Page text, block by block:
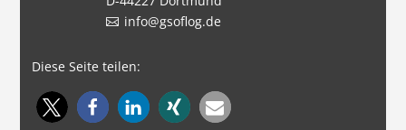
info@gsoflog.de
Diese Seite teilen: